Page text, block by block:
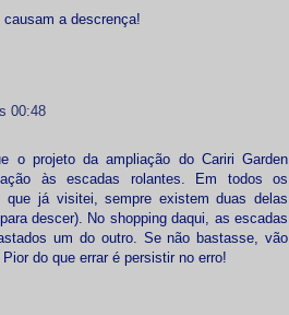
a descrença!
00:48
o projeto da ampliação do Cariri Garden
às escadas rolantes. Em todos os
que já visitei, sempre existem duas delas
descer). No shopping daqui, as escadas
um do outro. Se não bastasse, vão
do que errar é persistir no erro!